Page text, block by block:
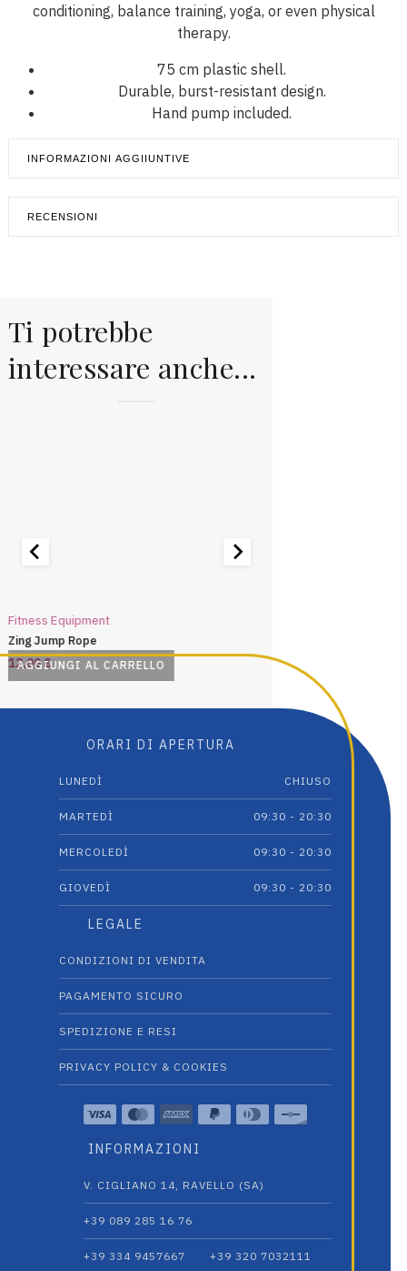
conditioning, balance training, yoga, or even physical
therapy.
75 cm plastic shell.
Durable, burst-resistant design.
Hand pump included.
INFORMAZIONI AGGIIUNTIVE
RECENSIONI
Ti potrebbe
interessare anche...
AGGIUNGI AL CARRELLO
Fitness Equipment
Zing Jump Rope
12,00€ AGGIUNGI AL
16,00
ORARI DI APERTURA
LUNEDÌ CHIUSO
MARTEDÌ 09:30 - 20:30
MERCOLEDÌ 09:30 - 20:30
GIOVEDÌ 09:30 - 20:30
LEGALE
CONDIZIONI DI VENDITA
PAGAMENTO SICURO
SPEDIZIONE E RESI
PRIVACY POLICY & COOKIES
INFORMAZIONI
V. CIGLIANO 14, RAVELLO (SA)
+39 089 285 16 76
+39 334 9457667‬ +39 320 7032111